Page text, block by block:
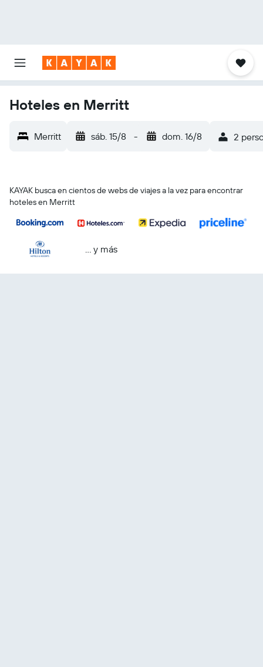
Hoteles en Merritt
Merritt sáb. 15/8 - dom. 16/8 2
KAYAK busca en cientos de webs de viajes a la vez para encontrar
hoteles en Merritt
… y más